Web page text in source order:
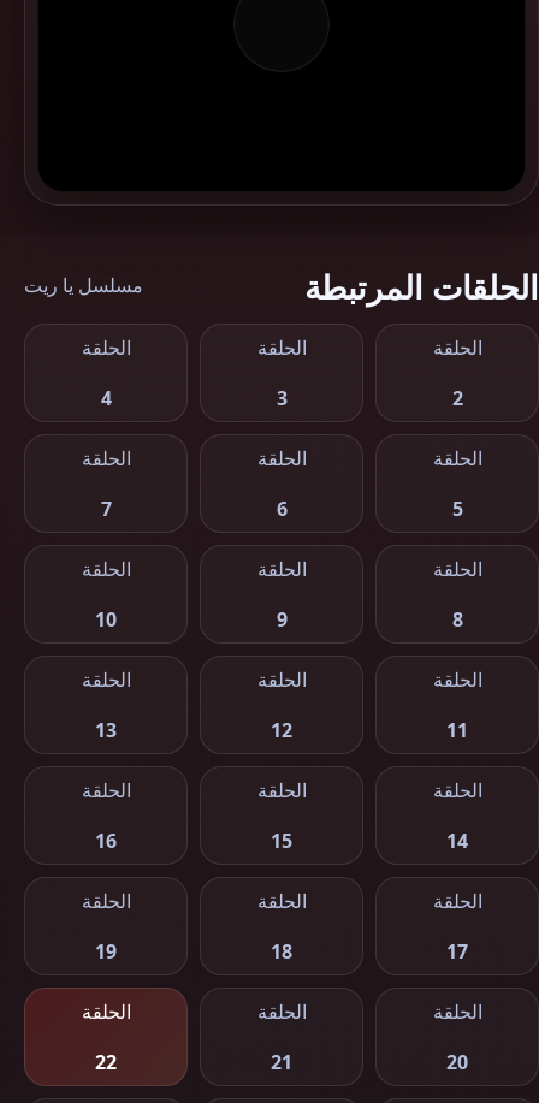
الحلقات المرتبطة مسلسل يا ريت
الحلقة
2
الحلقة
3
الحلقة
4
الحلقة
5
الحلقة
6
الحلقة
7
الحلقة
8
الحلقة
9
الحلقة
10
الحلقة
11
الحلقة
12
الحلقة
13
الحلقة
14
الحلقة
15
الحلقة
16
الحلقة
17
الحلقة
18
الحلقة
19
الحلقة
20
الحلقة
21
الحلقة
22